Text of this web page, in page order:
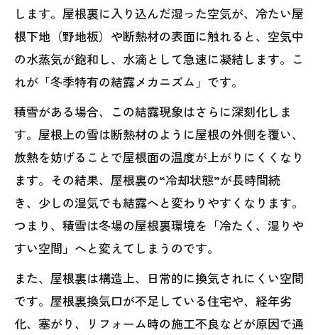
します。屋根裏に入り込んだ湿った空気が、冷たい屋
根下地（野地板）や断熱材の表面に触れると、空気中
の水蒸気が飽和し、水滴として急速に凝結します。こ
れが「冬季特有の結露メカニズム」です。
積雪がある場合、この結露現象はさらに深刻化しま
す。屋根上の雪は断熱材のように屋根の外側を覆い、
放熱を妨げることで屋根面の温度が上がりにくくなり
ます。その結果、屋根裏の“冷却状態”が長時間続
き、少しの湿気でも結露へと変わりやすくなります。
つまり、積雪は冬場の屋根裏環境を「冷たく、湿りや
すい空間」へと変えてしまうのです。
また、屋根裏は構造上、日常的に換気されにくい空間
です。屋根裏換気口が不足している住宅や、経年劣
化、塞がり、リフォーム時の施工不良などが原因で通